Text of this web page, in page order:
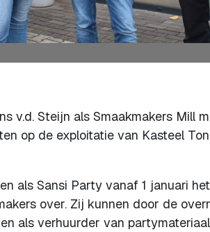
v.d. Steijn als Smaakmakers Mill
op de exploitatie van Kasteel
als Sansi Party vanaf 1 januari
over. Zij kunnen door de
als verhuurder van